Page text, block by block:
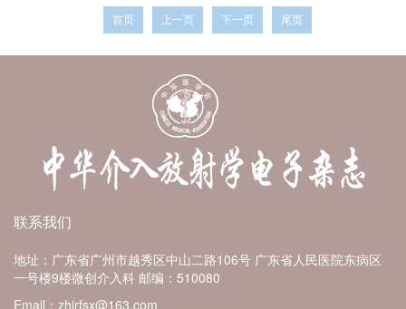
首页 上一页 下一页 尾页
联系我们
地址：广东省广州市越秀区中山二路106号 广东省人民医院东病区
一号楼9楼微创介入科 邮编：510080
Email：zhjrfsx@163.com